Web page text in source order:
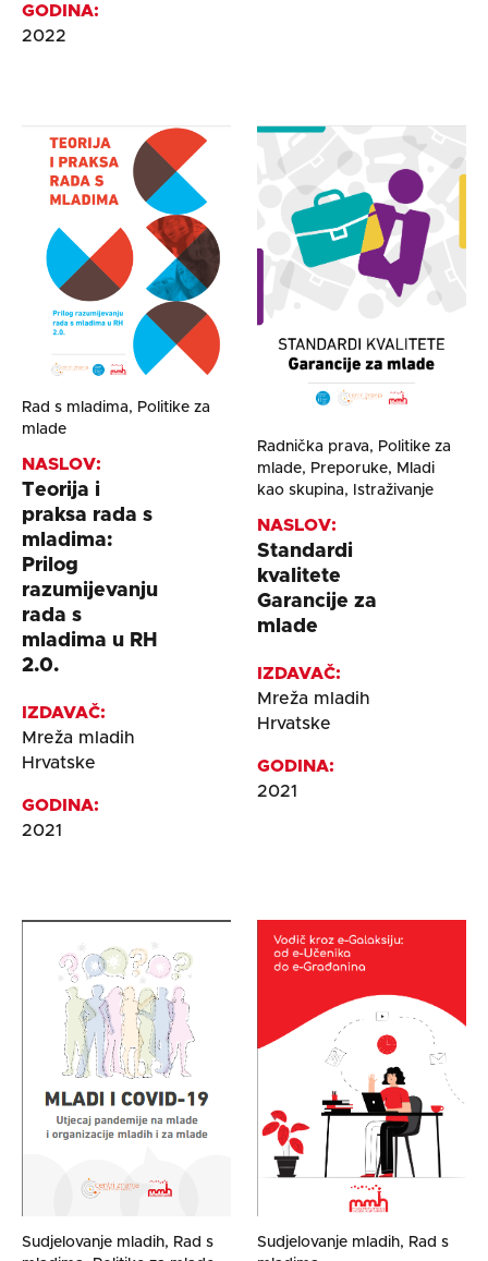
GODINA:
2022
Rad s mladima, Politike za
mlade
NASLOV:
Teorija i
praksa rada s
mladima:
Prilog
razumijevanju
rada s
mladima u RH
2.0.
IZDAVAČ:
Mreža mladih
Hrvatske
GODINA:
2021
Radnička prava, Politike za
mlade, Preporuke, Mladi
kao skupina, Istraživanje
NASLOV:
Standardi
kvalitete
Garancije za
mlade
IZDAVAČ:
Mreža mladih
Hrvatske
GODINA:
2021
Sudjelovanje mladih, Rad s
Sudjelovanje mladih, Rad s